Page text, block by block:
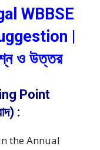
WBBSE
|
ও উত্তর
Point
:
the Annual